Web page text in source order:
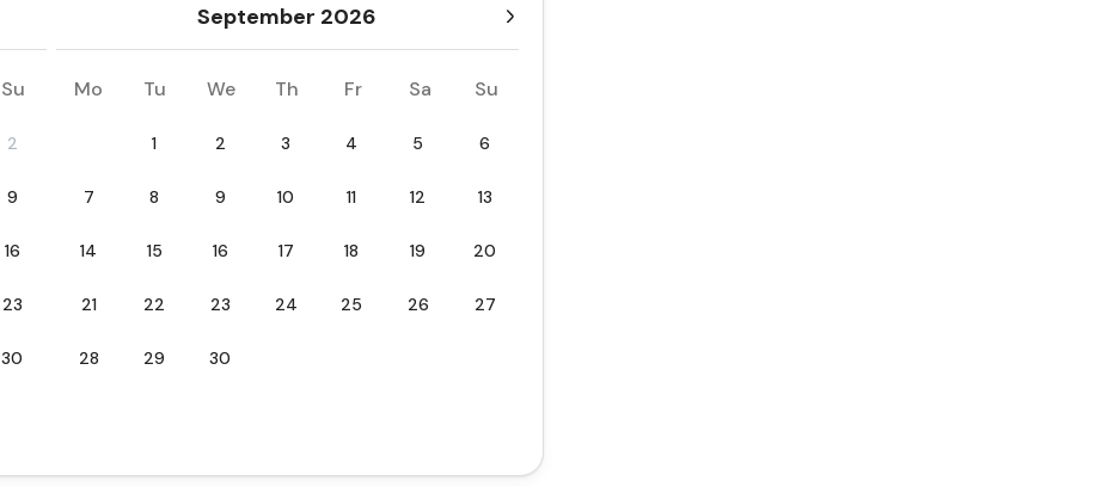
Su
2
9
16
23
30
September 2026
Mo Tu We Th Fr Sa Su
1 2 3 4 5 6
7 8 9 10 11 12 13
14 15 16 17 18 19 20
21 22 23 24 25 26 27
28 29 30